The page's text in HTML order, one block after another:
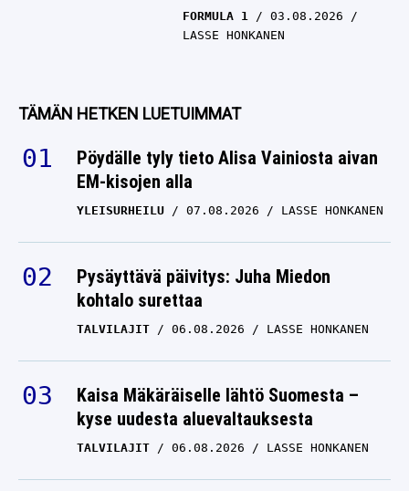
FORMULA 1
03.08.2026
LASSE HONKANEN
TÄMÄN HETKEN LUETUIMMAT
Pöydälle tyly tieto Alisa Vainiosta aivan
EM-kisojen alla
YLEISURHEILU 07.08.2026 LASSE HONKANEN
Pysäyttävä päivitys: Juha Miedon
kohtalo surettaa
TALVILAJIT 06.08.2026 LASSE HONKANEN
Kaisa Mäkäräiselle lähtö Suomesta –
kyse uudesta aluevaltauksesta
TALVILAJIT 06.08.2026 LASSE HONKANEN